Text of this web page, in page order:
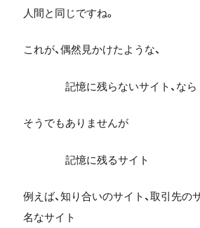
人間と同じですね。
これが、偶然見かけたような、
記憶に残らないサイト、なら
そうでもありませんが
記憶に残るサイト
例えば、知り合いのサイト、取引先の
名なサイト